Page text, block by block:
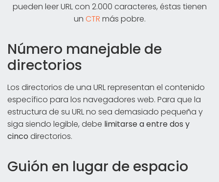
pueden leer URL con 2.000 caracteres, éstas tienen
un CTR más pobre.
Número manejable de
directorios
Los directorios de una URL representan el contenido
específico para los navegadores web. Para que la
estructura de su URL no sea demasiado pequeña y
siga siendo legible, debe limitarse a entre dos y
cinco directorios.
Guión en lugar de espacio